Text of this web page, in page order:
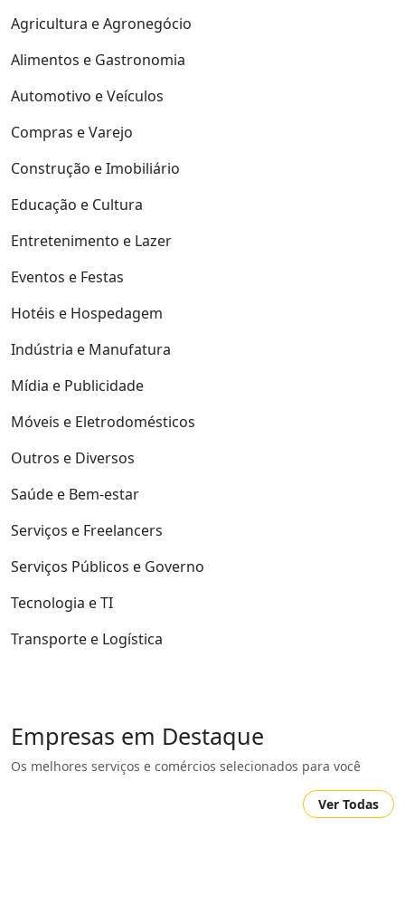
Agricultura e Agronegócio
Alimentos e Gastronomia
Automotivo e Veículos
Compras e Varejo
Construção e Imobiliário
Educação e Cultura
Entretenimento e Lazer
Eventos e Festas
Hotéis e Hospedagem
Indústria e Manufatura
Mídia e Publicidade
Móveis e Eletrodomésticos
Outros e Diversos
Saúde e Bem-estar
Serviços e Freelancers
Serviços Públicos e Governo
Tecnologia e TI
Transporte e Logística
Empresas em Destaque
Os melhores serviços e comércios selecionados para você
Ver Todas